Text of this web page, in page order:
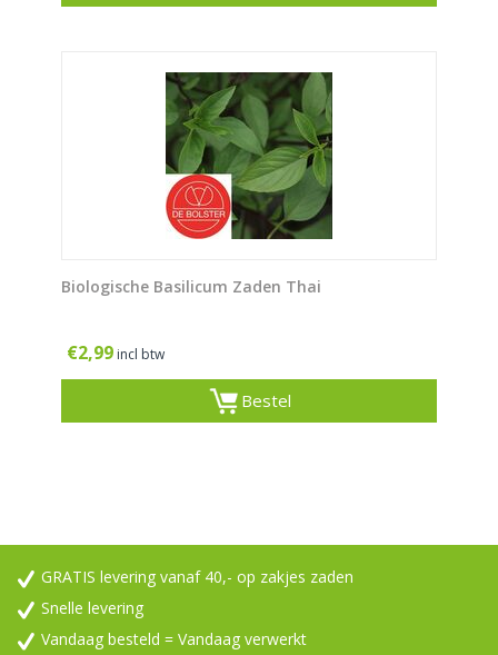
Biologische Basilicum Zaden Thai
€2,99 incl btw
Bestel
GRATIS levering vanaf 40,- op zakjes zaden
Snelle levering
Vandaag besteld = Vandaag verwerkt